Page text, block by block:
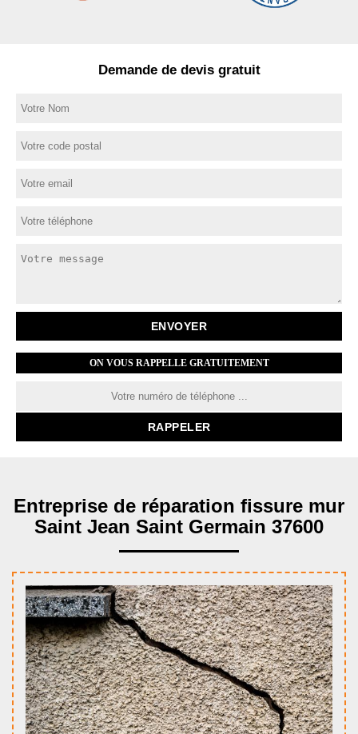
Demande de devis gratuit
ON VOUS RAPPELLE GRATUITEMENT
Entreprise de réparation fissure mur
Saint Jean Saint Germain 37600